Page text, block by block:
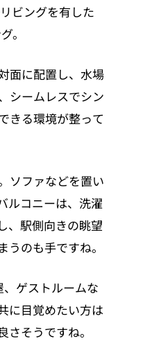
ビングを有した
。
面に配置し、水場
シームレスでシン
きる環境が整って
ソファなどを置い
ルコニーは、洗濯
、駅側向きの眺望
のも手ですね。
ゲストルームな
に目覚めたい方は
そうですね。